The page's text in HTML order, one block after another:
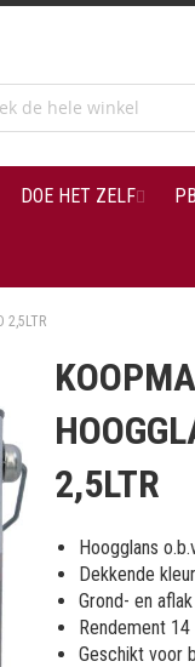
DOE HET ZELF
2,5LTR
2,5LTR
Hoogglans
Dekkende
Grond- en
Rendement
Geschikt voor